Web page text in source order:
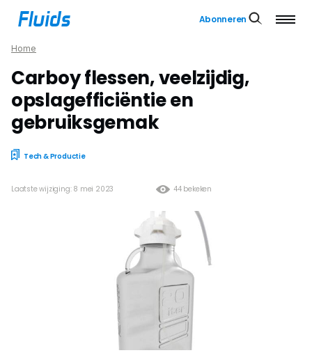
Abonneren
Home
Carboy flessen, veelzijdig,
opslagefficiëntie en
gebruiksgemak
Tech & Productie
44 bekeken
Laatste wijziging: 8 mei 2023